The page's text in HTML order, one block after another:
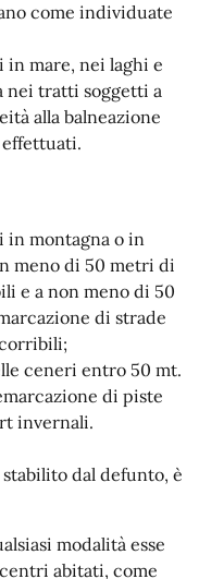
come individuate
in mare, nei laghi e
nei tratti soggetti a
alla balneazione
effettuati.
in montagna o in
meno di 50 metri di
e a non meno di 50
di strade
ceneri entro 50 mt.
di piste
invernali.
dal defunto, è
modalità esse
abitati, come